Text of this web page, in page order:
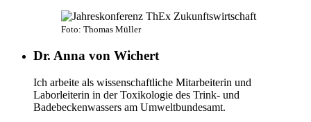
Foto: Thomas Müller
Dr. Anna von Wichert
Ich arbeite als wissenschaftliche Mitarbeiterin und
Laborleiterin in der Toxikologie des Trink- und
Badebeckenwassers am Umweltbundesamt.